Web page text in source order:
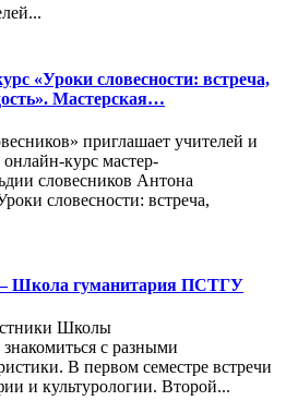
«Уроки словесности: встреча,
Мастерская…
приглашает учителей и
курс мастер-
словесников Антона
словесности: встреча,
– Школа гуманитария ПСТГУ
Школы
с разными
В первом семестре встречи
и культурологии. Второй...